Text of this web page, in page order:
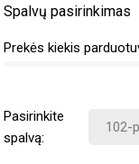
Spalvų pasirinkimas
Prekės kiekis
Pasirinkite
spalvą: